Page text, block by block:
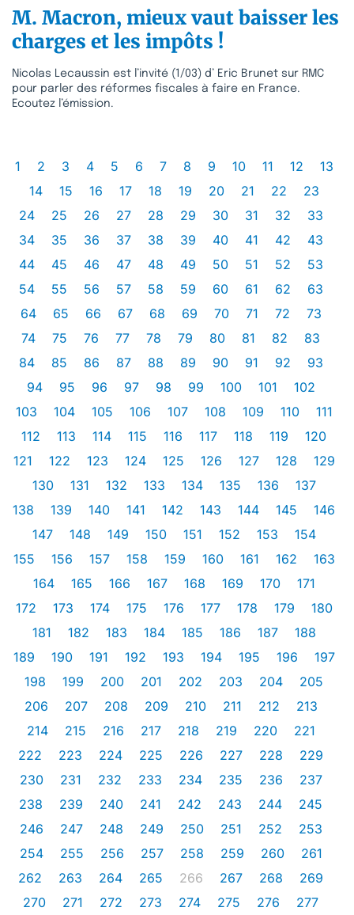
M. Macron, mieux vaut baisser les
charges et les impôts !
Nicolas Lecaussin est l’invité (1/03) d’ Eric Brunet sur RMC
pour parler des réformes fiscales à faire en France.
Ecoutez l’émission.
1 2 3 4 5 6 7 8 9 10 11 12
13
14
15 16 17 18 19 20 21 22
23
24
25 26 27 28 29 30 31 32
33
34
35 36 37 38 39 40 41 42
43
44
45 46 47 48 49 50 51 52
53
54
55 56 57 58 59 60 61 62
63
64
65 66 67 68 69 70 71 72
73
74
75 76 77 78 79 80 81 82
83
84
85 86 87 88 89 90 91 92
93
94
95 96 97 98 99 100 101
102
103
104 105 106 107 108 109 110
111
112
113 114 115 116 117 118 119
120
121
122 123 124 125 126 127 128
129
130
131 132 133 134 135 136
137
138
139 140 141 142 143 144 145
146
147
148 149 150 151 152 153
154
155
156 157 158 159 160 161 162
163
164
165 166 167 168 169 170
171
172
173 174 175 176 177 178 179
180
181
182 183 184 185 186 187
188
189
190 191 192 193 194 195 196
197
198
199 200 201 202 203 204
205
206
207 208 209 210 211 212
213
214
215 216 217 218 219 220
221
222
223 224 225 226 227 228
229
230
231 232 233 234 235 236
237
238
239 240 241 242 243 244
245
246
247 248 249 250 251 252
253
254
255 256 257 258 259 260
261
262
263 264 265 266 267 268
269
270
271 272 273 274 275 276 277